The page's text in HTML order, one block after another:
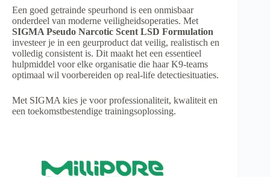
Een goed getrainde speurhond is een onmisbaar
onderdeel van moderne veiligheidsoperaties. Met
SIGMA Pseudo Narcotic Scent LSD Formulation
investeer je in een geurproduct dat veilig, realistisch en
volledig consistent is. Dit maakt het een essentieel
hulpmiddel voor elke organisatie die haar K9-teams
optimaal wil voorbereiden op real-life detectiesituaties.
Met SIGMA kies je voor professionaliteit, kwaliteit en
een toekomstbestendige trainingsoplossing.